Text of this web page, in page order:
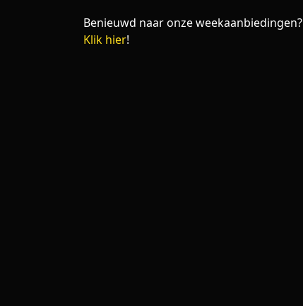
Benieuwd naar onze weekaanbiedingen?
Klik hier!